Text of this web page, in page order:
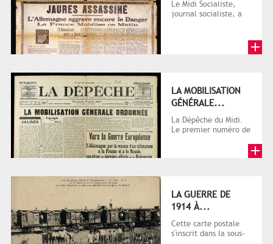
Le Midi Socialiste,
journal socialiste, a
LA MOBILISATION
GÉNÉRALE...
La Dépêche du Midi.
Le premier numéro de
octobre...
LA GUERRE DE
1914 À...
Cette carte postale
s'inscrit dans la sous-